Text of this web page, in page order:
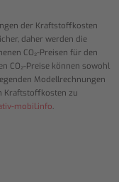
der Kraftstoffkosten
daher werden die
CO₂-Preisen für den
CO₂-Preise können sowohl
Modellrechnungen
Kraftstoffkosten zu
mobil.info.